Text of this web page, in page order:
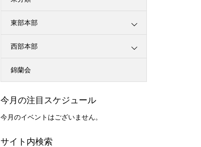
東部本部
西部本部
錦蘭会
今月の注目スケジュール
今月のイベントはございません。
サイト内検索